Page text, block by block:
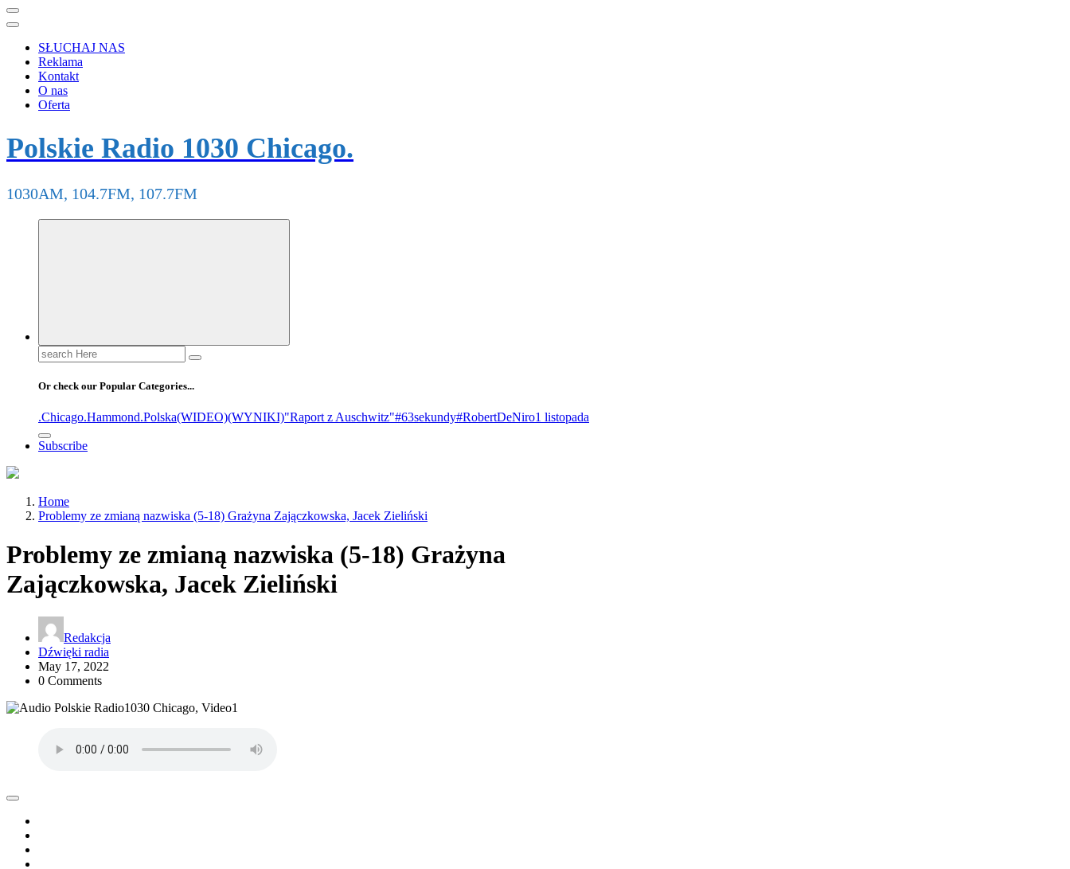
SŁUCHAJ NAS
Reklama
Kontakt
O nas
Oferta
Polskie Radio 1030 Chicago.
1030AM, 104.7FM, 107.7FM
Search
for:
Or check our Popular Categories...
.Chicago.Hammond.Polska(WIDEO)(WYNIKI)"Raport z Auschwitz"#63sekundy#RobertDeNiro1 listopada
Subscribe
Home
Problemy ze zmianą nazwiska (5-18) Grażyna Zajączkowska, Jacek Zieliński
Problemy ze zmianą nazwiska (5-18) Grażyna
Zajączkowska, Jacek Zieliński
Redakcja
Dźwięki radia
May 17, 2022
0 Comments